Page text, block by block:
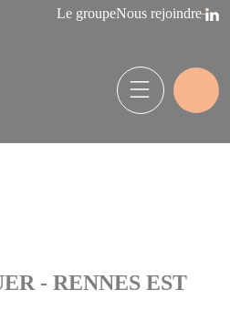
Le groupeNous rejoindre
- RENNES EST